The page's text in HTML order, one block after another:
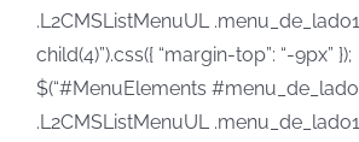
.L2CMSListMenuUL
child(4)”).css({ “margin-top”: “-9px” });
$(“#MenuElements
.L2CMSListMenuUL